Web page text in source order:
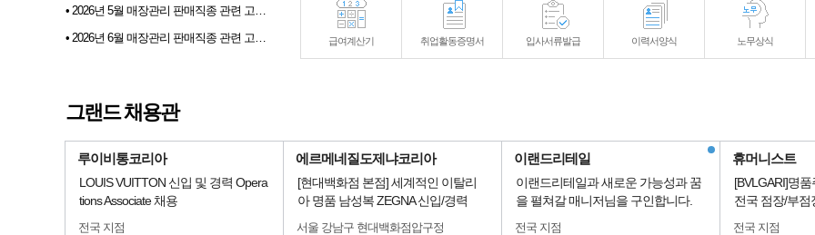
• 2026년 5월 매장관리 판매직종 관련 고용동향
• 2026년 6월 매장관리 판매직종 관련 고용동향
급여계산기 취업활동증명서 입사서류발급 이력서양식 노무상식
그랜드 채용관
루이비통코리아
LOUIS VUITTON 신입 및 경력 Opera
tions Associate 채용
전국 지점
에르메네질도제냐코리아
[현대백화점 본점] 세계적인 이탈리
아 명품 남성복 ZEGNA 신입/경력
서울 강남구 현대백화점압구정
이랜드리테일
이랜드리테일과 새로운 가능성과 꿈
을 펼쳐갈 매니저님을 구인합니다.
전국 지점
휴머니스트
[BVLGARI]명
전국 점장/부점
전국 지점